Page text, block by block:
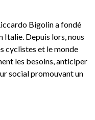
Bigolin a fondé
Italie. Depuis lors, nous
cyclistes et le monde
les besoins, anticiper
social promouvant un